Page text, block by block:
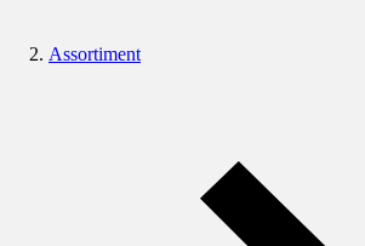
Assortiment